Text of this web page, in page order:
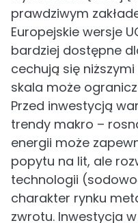
prawdziwym
Europejskie wersje
bardziej dostępne
cechują się
skala może
Przed inwestycją
trendy makro –
energii może
popytu na lit, ale
technologii
charakter rynku
zwrotu. Inwestycja